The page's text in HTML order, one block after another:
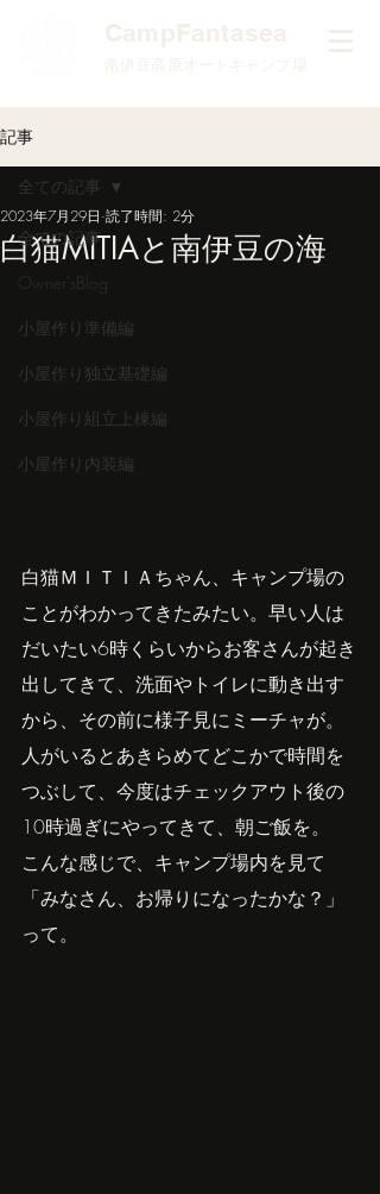
​CampFantasea
南伊豆高原オートキャンプ場
記事
全ての記事
Owner'sBlog
小屋作り準備編
小屋作り独立基礎編
小屋作り組立上棟編
小屋作り内装編
全ての記事
白猫MITIAと南伊豆の海
2023年7月29日 読了時間: 2分
白猫ＭＩＴＩＡちゃん、キャンプ場の
ことがわかってきたみたい。早い人は
だいたい6時くらいからお客さんが起き
出してきて、洗面やトイレに動き出す
から、その前に様子見にミーチャが。
人がいるとあきらめてどこかで時間を
つぶして、今度はチェックアウト後の
10時過ぎにやってきて、朝ご飯を。
こんな感じで、キャンプ場内を見て
「みなさん、お帰りになったかな？」
って。